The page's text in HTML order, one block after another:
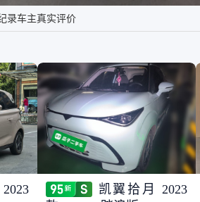
录车主真实评价
凯翼拾月 2023